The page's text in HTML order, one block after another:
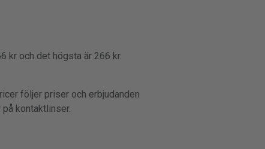
kr och det högsta är 266 kr.
följer priser och erbjudanden
kontaktlinser.